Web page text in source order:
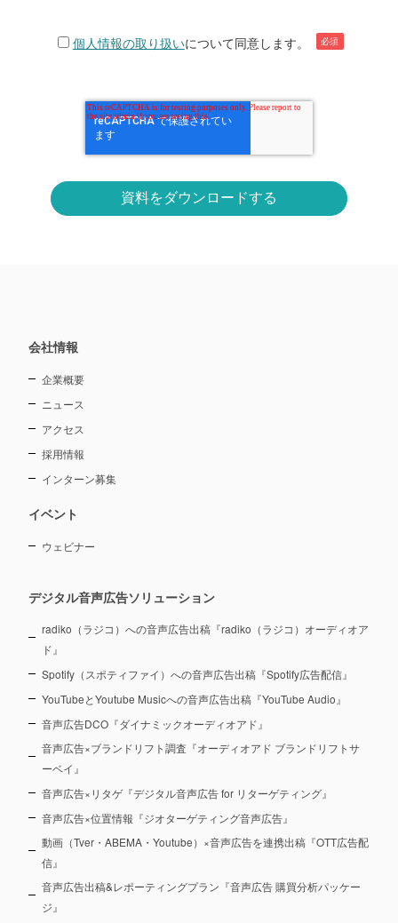
個人情報の取り扱いについて同意します。
会社情報
企業概要
ニュース
アクセス
採用情報
インターン募集
イベント
ウェビナー
デジタル音声広告ソリューション
radiko（ラジコ）への音声広告出稿『radiko（ラジコ）オーディオア
ド』
Spotify（スポティファイ）への音声広告出稿『Spotify広告配信』
YouTubeとYoutube Musicへの音声広告出稿『YouTube Audio』
音声広告DCO『ダイナミックオーディオアド』
音声広告×ブランドリフト調査『オーディオアド ブランドリフトサ
ーベイ』
音声広告×リタゲ『デジタル音声広告 for リターゲティング』
音声広告×位置情報『ジオターゲティング音声広告』
動画（Tver・ABEMA・Youtube）×音声広告を連携出稿『OTT広告配
信』
音声広告出稿&レポーティングプラン『音声広告 購買分析パッケー
ジ』